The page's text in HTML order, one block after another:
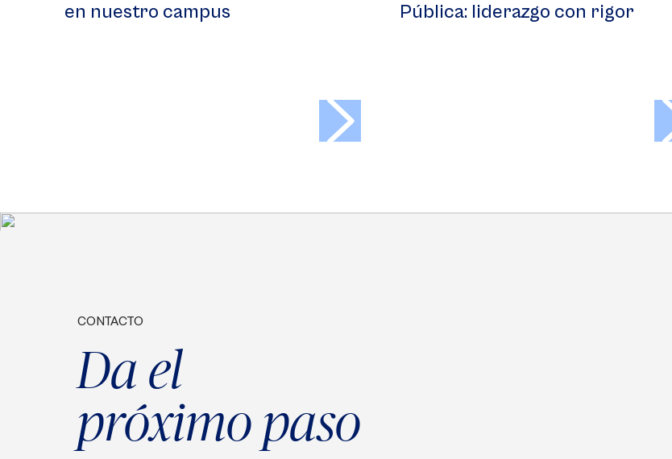
en nuestro campus
Pública: liderazgo con rigor
CONTACTO
Da el
próximo paso